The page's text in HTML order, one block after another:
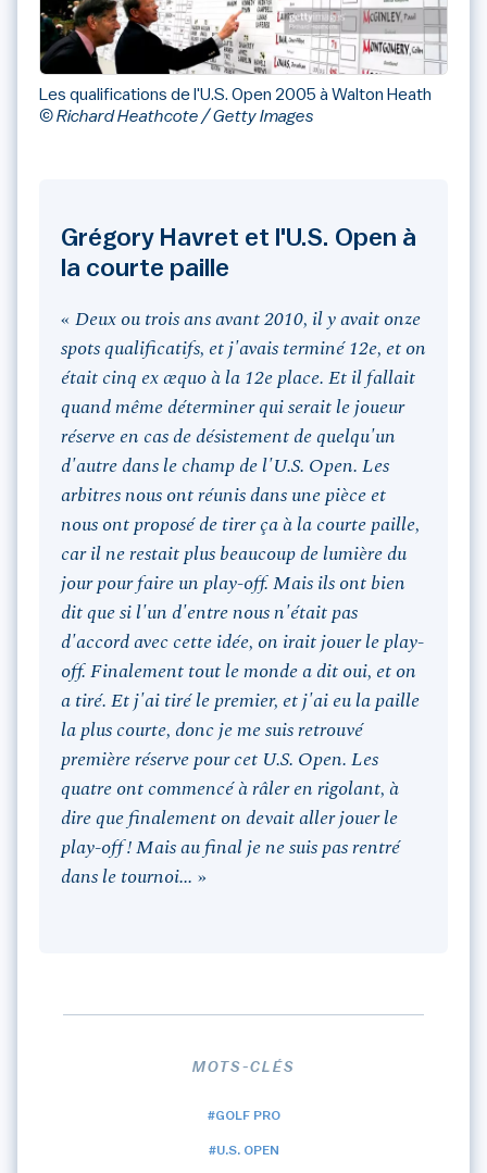
Les qualifications de l'U.S. Open 2005 à Walton Heath
© Richard Heathcote / Getty Images
Grégory Havret et l'U.S. Open à
la courte paille
« Deux ou trois ans avant 2010, il y avait onze
spots qualificatifs, et j'avais terminé 12e, et on
était cinq ex æquo à la 12e place. Et il fallait
quand même déterminer qui serait le joueur
réserve en cas de désistement de quelqu'un
d'autre dans le champ de l'U.S. Open. Les
arbitres nous ont réunis dans une pièce et
nous ont proposé de tirer ça à la courte paille,
car il ne restait plus beaucoup de lumière du
jour pour faire un play-off. Mais ils ont bien
dit que si l'un d'entre nous n'était pas
d'accord avec cette idée, on irait jouer le play-
off. Finalement tout le monde a dit oui, et on
a tiré. Et j'ai tiré le premier, et j'ai eu la paille
la plus courte, donc je me suis retrouvé
première réserve pour cet U.S. Open. Les
quatre ont commencé à râler en rigolant, à
dire que finalement on devait aller jouer le
play-off ! Mais au final je ne suis pas rentré
dans le tournoi... »
MOTS-CLÉS
#GOLF PRO
#U.S. OPEN